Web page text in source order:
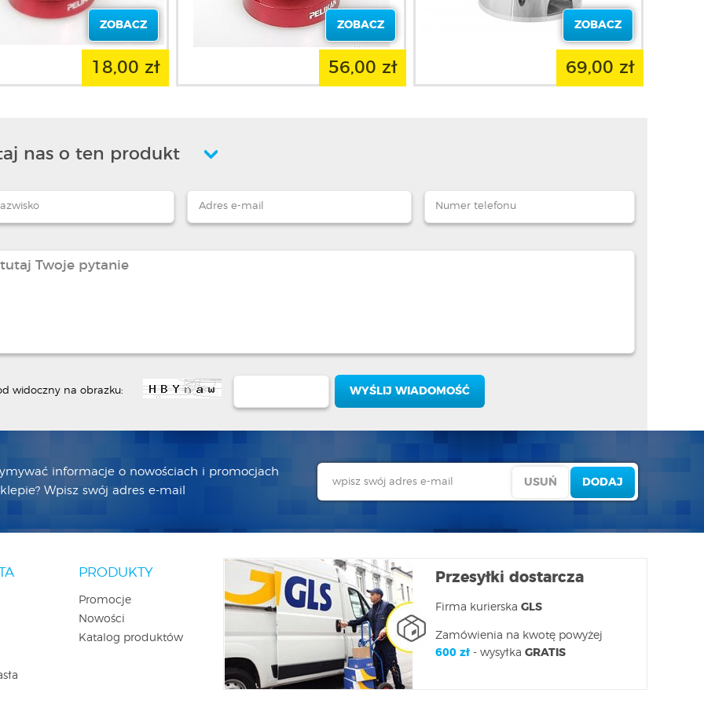
ZOBACZ
18,00 zł
ZOBACZ
56,00 zł
ZOBACZ
69,00 zł
nas o ten produkt
widoczny na obrazku:
informacje o nowościach i promocjach
Wpisz swój adres e-mail
PRODUKTY
Promocje
Nowości
Katalog produktów
Przesyłki dostarcza
Firma kurierska GLS
Zamówienia na kwotę powyżej
600 zł- wysyłka GRATIS